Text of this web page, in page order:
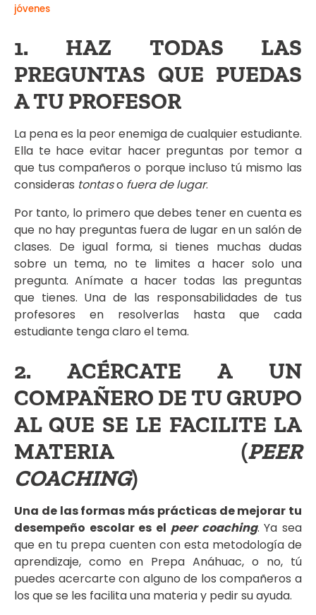
jóvenes
1. HAZ TODAS LAS
PREGUNTAS QUE PUEDAS
A TU PROFESOR
La pena es la peor enemiga de cualquier estudiante.
Ella te hace evitar hacer preguntas por temor a
que tus compañeros o porque incluso tú mismo las
consideras tontaso fuera de lugar.
Por tanto, lo primero que debes tener en cuenta es
que no hay preguntas fuera de lugar en un salón de
clases. De igual forma, si tienes muchas dudas
sobre un tema, no te limites a hacer solo una
pregunta. Anímate a hacer todas las preguntas
que tienes. Una de las responsabilidades de tus
profesores en resolverlas hasta que cada
estudiante tenga claro el tema.
2. ACÉRCATE A UN
COMPAÑERO DE TU GRUPO
AL QUE SE LE FACILITE LA
MATERIA (PEER
COACHING)
Una de las formas más prácticas de mejorar tu
desempeño escolar es el peer coaching. Ya sea
que en tu prepa cuenten con esta metodología de
aprendizaje, como en Prepa Anáhuac, o no, tú
puedes acercarte con alguno de los compañeros a
los que se les facilita una materia y pedir su ayuda.